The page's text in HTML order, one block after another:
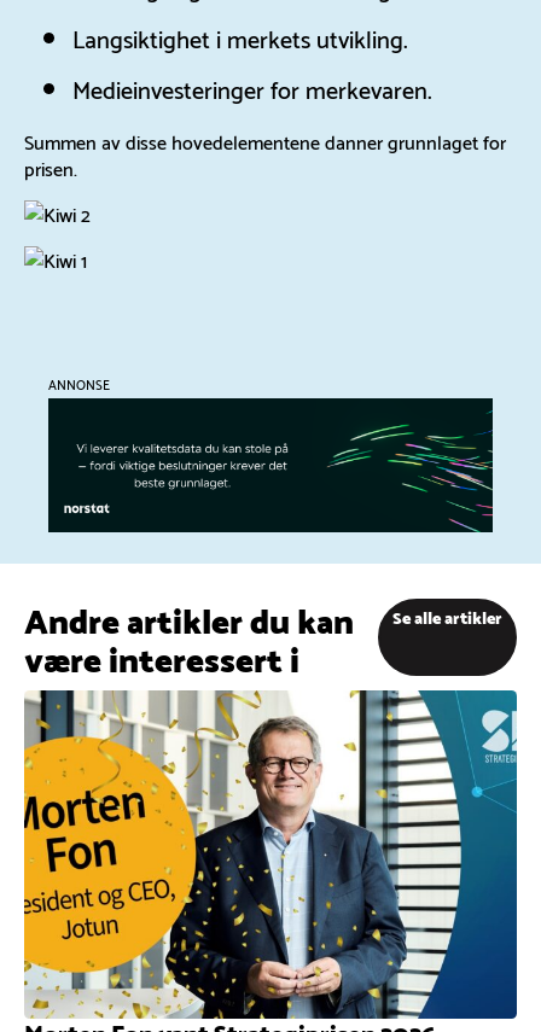
Langsiktighet i merkets utvikling.
Medieinvesteringer for merkevaren.
Summen av disse hovedelementene danner grunnlaget for
prisen.
ANNONSE
Andre artikler du kan
være interessert i
Se alle artikler